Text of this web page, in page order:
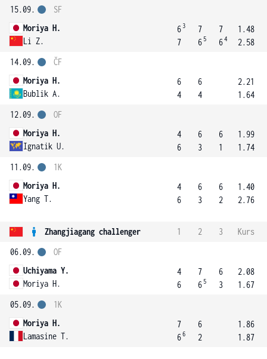
15.09.
Moriya H.
Li Z.
SF
6 3
7
7
6 5
7
64
1.48
2.58
14.09.
Moriya H.
Bublik A.
ČF
6
4
6
4
2.21
1.64
12.09.
Moriya H.
Ignatik U.
OF
4
6
6
3
6
1
1.99
1.74
11.09.
Moriya H.
Yang T.
1K
4
6
6
3
6
2
1.40
2.76
Zhangjiagang challenger 1 2 3
Kurs
06.09.
Uchiyama Y.
Moriya H.
OF
4
6
7
6 5
6
3
2.08
1.67
05.09.
Moriya H.
Lamasine T.
1K
7
66
6
2
1.86
1.87